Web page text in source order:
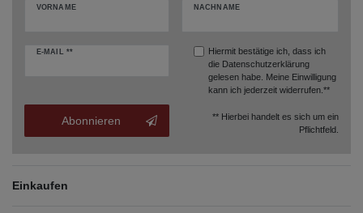
VORNAME NACHNAME
E-MAIL **
Hiermit bestätige ich, dass ich
die Datenschutzerklärung
gelesen habe. Meine Einwilligung
kann ich jederzeit widerrufen.**
Abonnieren
** Hierbei handelt es sich um ein
Pflichtfeld.
Einkaufen